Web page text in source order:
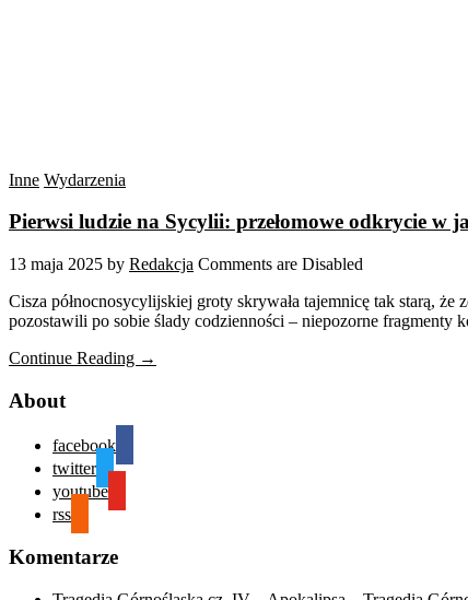
Inne Wydarzenia
Pierwsi ludzie na Sycylii: przełomowe odkrycie w
13 maja 2025 by Redakcja Comments are Disabled
Cisza północnosycylijskiej groty skrywała tajemnicę tak starą,
pozostawili po sobie ślady codzienności – niepozorne
Continue Reading →
About
facebook
twitter
youtube
rss
Komentarze